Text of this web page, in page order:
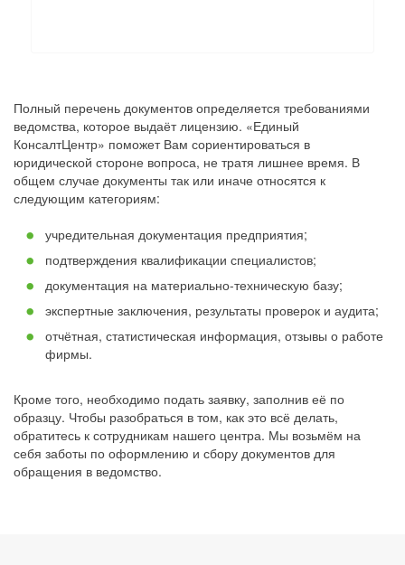
Полный перечень документов определяется требованиями
ведомства, которое выдаёт лицензию. «Единый
КонсалтЦентр» поможет Вам сориентироваться в
юридической стороне вопроса, не тратя лишнее время. В
общем случае документы так или иначе относятся к
следующим категориям:
учредительная документация предприятия;
подтверждения квалификации специалистов;
документация на материально-техническую базу;
экспертные заключения, результаты проверок и аудита;
отчётная, статистическая информация, отзывы о работе
фирмы.
Кроме того, необходимо подать заявку, заполнив её по
образцу. Чтобы разобраться в том, как это всё делать,
обратитесь к сотрудникам нашего центра. Мы возьмём на
себя заботы по оформлению и сбору документов для
обращения в ведомство.